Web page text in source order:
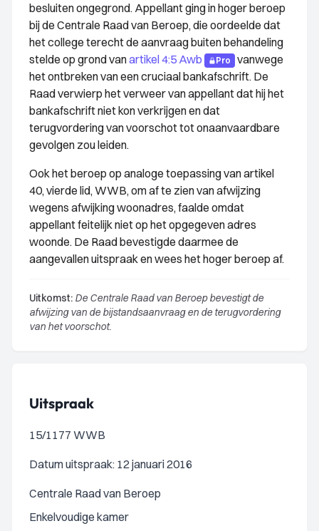
besluiten ongegrond. Appellant ging in hoger beroep
bij de Centrale Raad van Beroep, die oordeelde dat
het college terecht de aanvraag buiten behandeling
stelde op grond vanartikel 4:5 Awb Pro
vanwege
het ontbreken van een cruciaal bankafschrift. De
Raad verwierp het verweer van appellant dat hij het
bankafschrift niet kon verkrijgen en dat
terugvordering van voorschot tot onaanvaardbare
gevolgen zou leiden.
Ook het beroep op analoge toepassing van artikel
40, vierde lid, WWB, om af te zien van afwijzing
wegens afwijking woonadres, faalde omdat
appellant feitelijk niet op het opgegeven adres
woonde. De Raad bevestigde daarmee de
aangevallen uitspraak en wees het hoger beroep af.
Uitkomst: De Centrale Raad van Beroep bevestigt de
afwijzing van de bijstandsaanvraag en de terugvordering
van het voorschot.
Uitspraak
15/1177 WWB
Datum uitspraak: 12 januari 2016
Centrale Raad van Beroep
Enkelvoudige kamer